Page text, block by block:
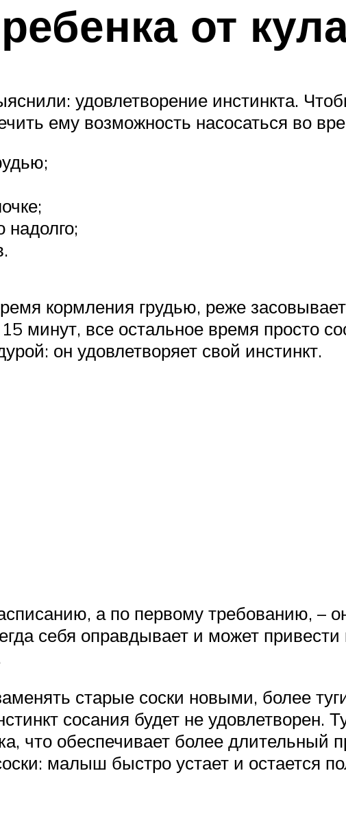
от
удовлетворение инстинкта.
ему возможность насосаться во
надолго;
кормления грудью, реже
минут, все остальное время просто
он удовлетворяет свой инстинкт.
а по первому требованию, –
себя оправдывает и может привести
старые соски новыми, более
сосания будет не удовлетворен.
что обеспечивает более длительный
малыш быстро устает и остается